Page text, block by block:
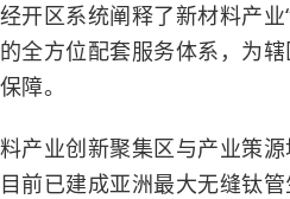
开区系统阐释了新材料产
全方位配套服务体系，为
障。
产业创新聚集区与产业策
前已建成亚洲最大无缝钛